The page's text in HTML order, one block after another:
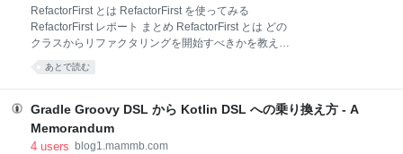
など)で起動します。 worker プロセスでは、epoll や
kqueue などを利用した I/O の多重化により、1つのプ
ロセスで複数のクライアントと
RefactorFirst とは RefactorFirst を使ってみる
RefactorFirst レポート まとめ RefactorFirst とは どの
クラスからリファクタリングを開始すべきかを教えて
くれる Java 用のツールです。 現在のバージョンは
0.2 となっています。 github.com クラスの大きさ(メソ
リファクタリングにより効果が出やすいクラスをラン
ク付けしたレポートを出力します。 現在は Maven プ
ラグインとして提供されています。 RefactorFirst を使
あとで読む
Gradle Groovy DSL から Kotlin DSL への乗り換え方 - A
Memorandum
4 users blog1.mammb.com